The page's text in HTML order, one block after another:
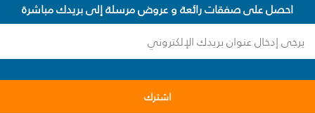
احصل على صفقات رائعة و عروض مرسلة إلى بريدك مباشرة
اشترك